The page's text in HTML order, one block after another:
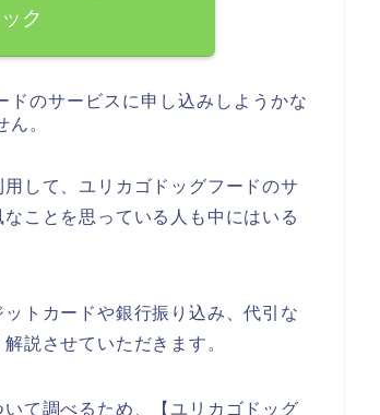
ク
ドのサービスに申し込みしようかな
。
して、ユリカゴドッグフードのサ
ことを思っている人も中にはいる
トカードや銀行振り込み、代引な
説させていただきます。
て調べるため、【ユリカゴドッグ